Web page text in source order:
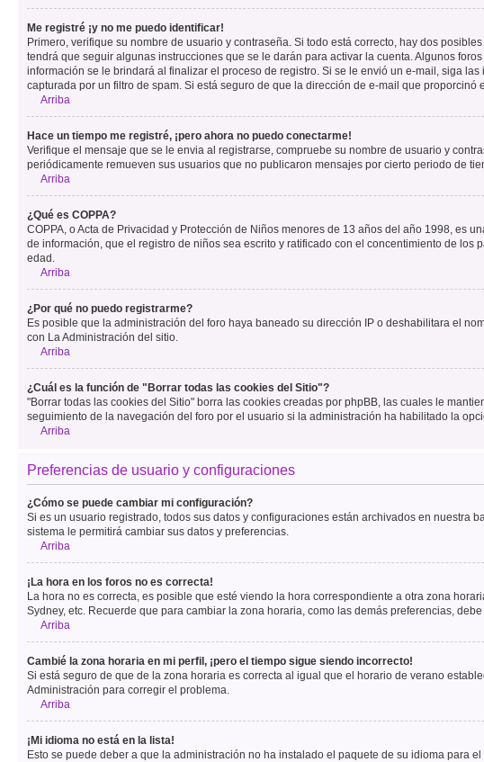
Me registré ¡y no me puedo identificar!
Primero, verifique su nombre de usuario y contraseña. Si todo está correcto, hay dos
tendrá que seguir algunas instrucciones que se le darán para activar la cuenta. Algunos
información se le brindará al finalizar el proceso de registro. Si se le envió un e-mail, siga
capturada por un filtro de spam. Si está seguro de que la dirección de e-mail que proporcinó
Arriba
Hace un tiempo me registré, ¡pero ahora no puedo conectarme!
Verifique el mensaje que se le envia al registrarse, compruebe su nombre de usuario y
periódicamente remueven sus usuarios que no publicaron mensajes por cierto periodo de
Arriba
¿Qué es COPPA?
COPPA, o Acta de Privacidad y Protección de Niños menores de 13 años del año 1998, es
de información, que el registro de niños sea escrito y ratificado con el concentimiento de
edad.
Arriba
¿Por qué no puedo registrarme?
Es posible que la administración del foro haya baneado su dirección IP o deshabilitara el
con La Administración del sitio.
Arriba
¿Cuál es la función de "Borrar todas las cookies del Sitio"?
"Borrar todas las cookies del Sitio" borra las cookies creadas por phpBB, las cuales le
seguimiento de la navegación del foro por el usuario si la administración ha habilitado la
Arriba
Preferencias de usuario y configuraciones
¿Cómo se puede cambiar mi configuración?
Si es un usuario registrado, todos sus datos y configuraciones están archivados en nuestra
sistema le permitirá cambiar sus datos y preferencias.
Arriba
¡La hora en los foros no es correcta!
La hora no es correcta, es posible que esté viendo la hora correspondiente a otra zona
Sydney, etc. Recuerde que para cambiar la zona horaria, como las demás preferencias,
Arriba
Cambié la zona horaria en mi perfil, ¡pero el tiempo sigue siendo incorrecto!
Si está seguro de que de la zona horaria es correcta al igual que el horario de verano
Administración para corregir el problema.
Arriba
¡Mi idioma no está en la lista!
Esto se puede deber a que la administración no ha instalado el paquete de su idioma para